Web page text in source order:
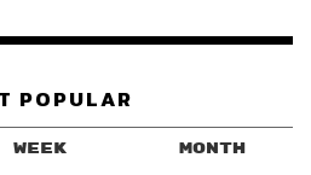
POPULAR
WEEK MONTH